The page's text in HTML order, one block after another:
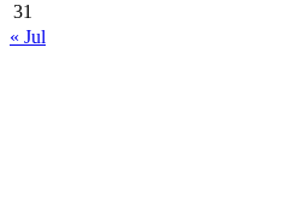
31
« Jul